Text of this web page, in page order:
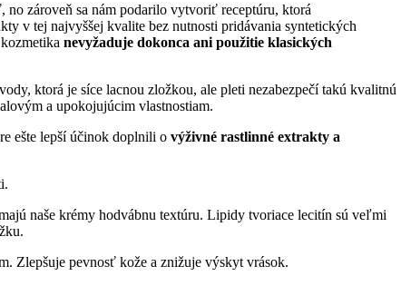
zároveň sa nám podarilo vytvoriť receptúru, ktorá
v tej najvyššej kvalite bez nutnosti pridávania syntetických
nevyžaduje dokonca ani použitie klasických
ktorá je síce lacnou zložkou, ale pleti nezabezpečí takú kvalitnú
a upokojujúcim vlastnostiam.
ešte lepší účinok doplnili o výživné rastlinné extrakty a
naše krémy hodvábnu textúru. Lipidy tvoriace lecitín sú veľmi
. Zlepšuje pevnosť kože a znižuje výskyt vrások.